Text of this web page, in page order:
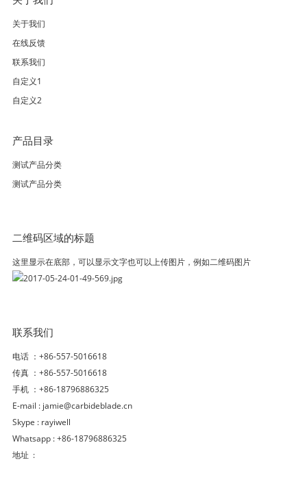
关于我们
在线反馈
联系我们
自定义1
自定义2
产品目录
测试产品分类
测试产品分类
二维码区域的标题
这里显示在底部，可以显示文字也可以上传图片，例如二维码图片
联系我们
电话 ：+86-557-5016618
传真 ：+86-557-5016618
手机 ：+86-18796886325
E-mail : jamie@carbideblade.cn
Skype : rayiwell
Whatsapp : +86-18796886325
地址 :